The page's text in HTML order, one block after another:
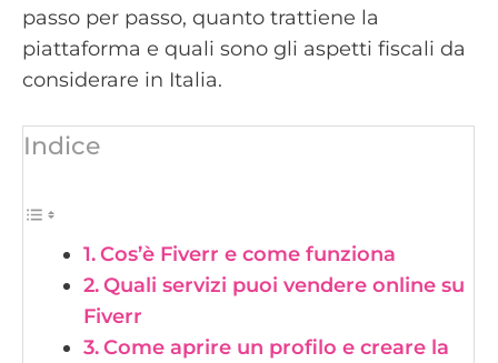
passo per passo, quanto trattiene la
piattaforma e quali sono gli aspetti fiscali da
considerare in Italia.
Indice
Cos’è Fiverr e come funziona
Quali servizi puoi vendere online su
Fiverr
Come aprire un profilo e creare la